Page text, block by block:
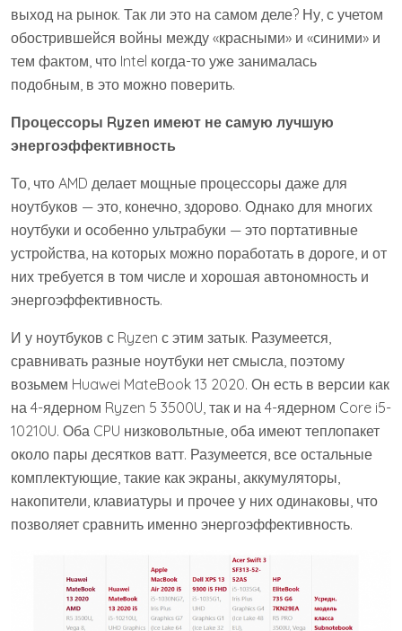
выход на рынок. Так ли это на самом деле? Ну, с учетом
обострившейся войны между «красными» и «синими» и
тем фактом, что Intel когда-то уже занималась
подобным, в это можно поверить.
Процессоры Ryzen имеют не самую лучшую
энергоэффективность
То, что AMD делает мощные процессоры даже для
ноутбуков — это, конечно, здорово. Однако для многих
ноутбуки и особенно ультрабуки — это портативные
устройства, на которых можно поработать в дороге, и от
них требуется в том числе и хорошая автономность и
энергоэффективность.
И у ноутбуков с Ryzen с этим затык. Разумеется,
сравнивать разные ноутбуки нет смысла, поэтому
возьмем Huawei MateBook 13 2020. Он есть в версии как
на 4-ядерном Ryzen 5 3500U, так и на 4-ядерном Core i5-
10210U. Оба CPU низковольтные, оба имеют теплопакет
около пары десятков ватт. Разумеется, все остальные
комплектующие, такие как экраны, аккумуляторы,
накопители, клавиатуры и прочее у них одинаковы, что
позволяет сравнить именно энергоэффективность.